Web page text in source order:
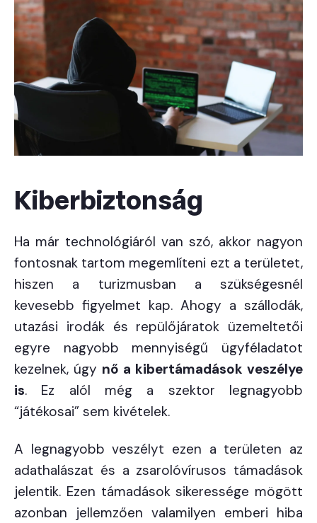
Kiberbiztonság
Ha már technológiáról van szó, akkor nagyon
fontosnak tartom megemlíteni ezt a területet,
hiszen a turizmusban a szükségesnél
kevesebb figyelmet kap. Ahogy a szállodák,
utazási irodák és repülőjáratok üzemeltetői
egyre nagyobb mennyiségű ügyféladatot
kezelnek, úgy nő a kibertámadások veszélye
is. Ez alól még a szektor legnagyobb
“játékosai” sem kivételek.
A legnagyobb veszélyt ezen a területen az
adathalászat és a zsarolóvírusos támadások
jelentik. Ezen támadások sikeressége mögött
azonban jellemzően valamilyen emberi hiba